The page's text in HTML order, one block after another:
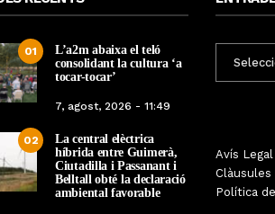
01
L’a2m abaixa el teló
consolidant la cultura ‘a
tocar-tocar’
7, agost, 2026 - 11:49
02
La central elèctrica
híbrida entre Guimerà,
Ciutadilla i Passanant i
Belltall obté la declaració
ambiental favorable
Avís Legal
Clàusules
Política
Tàrrega farà bategar la història
amb l’estrena de “Lo Pedrafoc”,
la nova bèstia festiva de